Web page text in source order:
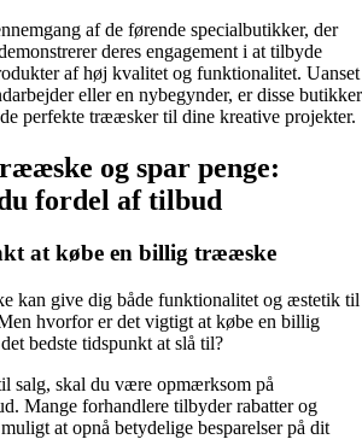
af de førende specialbutikker, der
deres engagement i at tilbyde
af høj kvalitet og funktionalitet. Uanset
eller en nybegynder, er disse butikker
perfekte trææsker til dine kreative projekter.
og spar penge:
fordel af tilbud
at købe en billig trææske
kan give dig både funktionalitet og æstetik til
hvorfor er det vigtigt at købe en billig
bedste tidspunkt at slå til?
salg, skal du være opmærksom på
Mange forhandlere tilbyder rabatter og
at opnå betydelige besparelser på dit